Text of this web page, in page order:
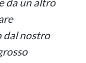
dal nostro